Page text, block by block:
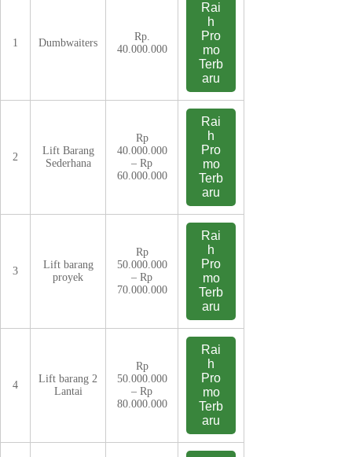
1 Dumbwaiters
Rp.
40.000.000
Rai
h
Pro
mo
Terb
aru
2
Lift Barang
Sederhana
Rp
40.000.000
– Rp
60.000.000
Rai
h
Pro
mo
Terb
aru
3
Lift barang
proyek
Rp
50.000.000
– Rp
70.000.000
Rai
h
Pro
mo
Terb
aru
4
Lift barang 2
Lantai
Rp
50.000.000
– Rp
80.000.000
Rai
h
Pro
mo
Terb
aru